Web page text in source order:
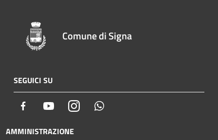
Comune di Signa
SEGUICI SU
Facebook YoutubeInstagram
AMMINISTRAZIONE